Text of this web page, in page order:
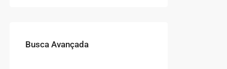
Busca Avançada